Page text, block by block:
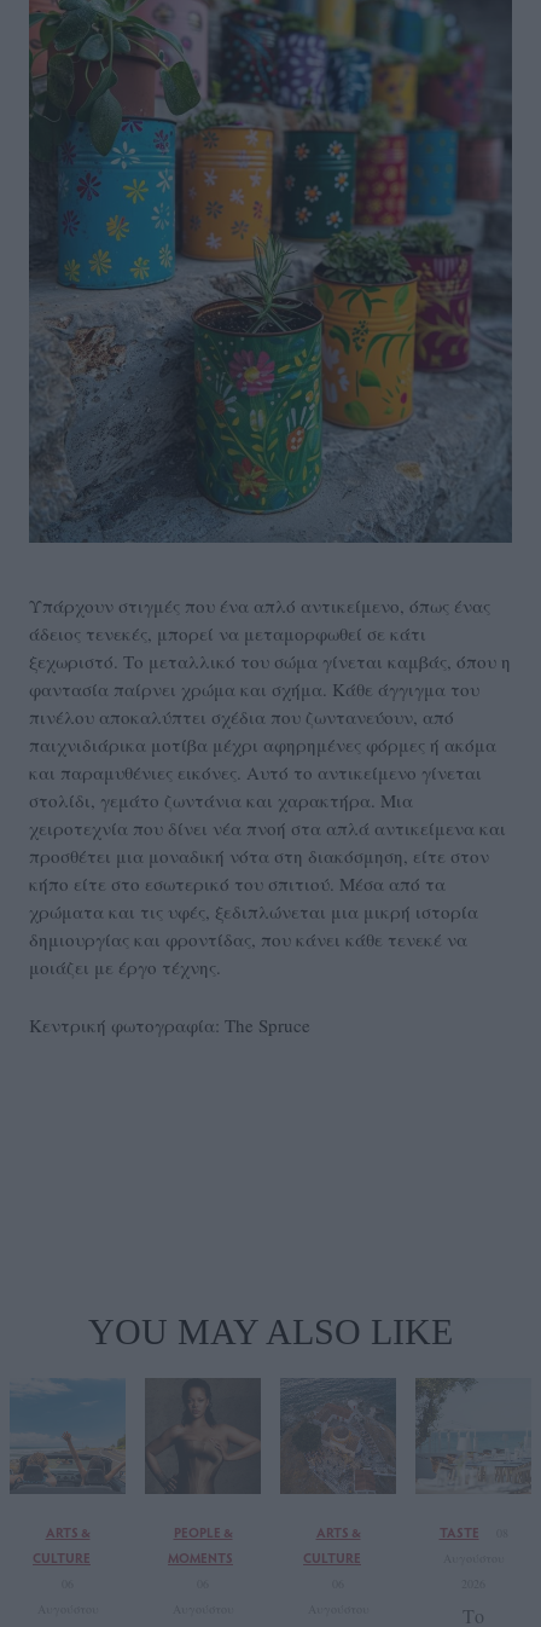
Υπάρχουν στιγμές που ένα απλό αντικείμενο, όπως ένας
άδειος τενεκές, μπορεί να μεταμορφωθεί σε κάτι
ξεχωριστό. Το μεταλλικό του σώμα γίνεται καμβάς, όπου η
φαντασία παίρνει χρώμα και σχήμα. Κάθε άγγιγμα του
πινέλου αποκαλύπτει σχέδια που ζωντανεύουν, από
παιχνιδιάρικα μοτίβα μέχρι αφηρημένες φόρμες ή ακόμα
και παραμυθένιες εικόνες. Αυτό το αντικείμενο γίνεται
στολίδι, γεμάτο ζωντάνια και χαρακτήρα. Μια
χειροτεχνία που δίνει νέα πνοή στα απλά αντικείμενα και
προσθέτει μια μοναδική νότα στη διακόσμηση, είτε στον
κήπο είτε στο εσωτερικό του σπιτιού. Μέσα από τα
χρώματα και τις υφές, ξεδιπλώνεται μια μικρή ιστορία
δημιουργίας και φροντίδας, που κάνει κάθε τενεκέ να
μοιάζει με έργο τέχνης.
Κεντρική φωτογραφία: The Spruce
YOU MAY ALSO LIKE
ARTS &
CULTURE
PEOPLE &
MOMENTS
ARTS &
CULTURE
TASTE
Το